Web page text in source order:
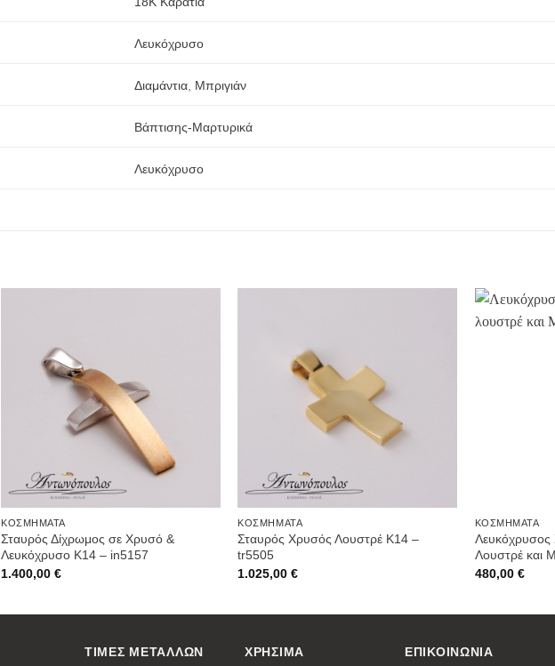
Λευκόχρυσο
Διαμάντια Μπριγιάν
Βάπτισης-Μαρτυρικά
Λευκόχρυσο
ΚΟΣΜΉΜΑΤΑ
Σταυρός Δίχρωμος σε Χρυσό &
Λευκόχρυσο Κ14 – in5157
1.400,00€
ΚΟΣΜΉΜΑΤΑ
Σταυρός Χρυσός Λουστρέ Κ14 –
tr5505
1.025,00€
ΚΟΣΜΉΜΑΤΑ
Λευκόχρυσος
Λουστρέ και
480,00 €
ΤΙΜΕΣ ΜΕΤΑΛΛΩΝ ΧΡΗΣΙΜΑ ΕΠΙΚΟΙΝΩΝΙΑ